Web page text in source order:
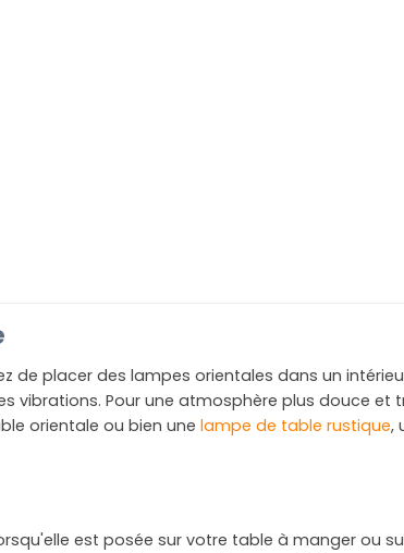
de placer des lampes orientales dans un
vibrations. Pour une atmosphère plus douce
orientale ou bien une lampe de table rustique,
est posée sur votre table à manger ou